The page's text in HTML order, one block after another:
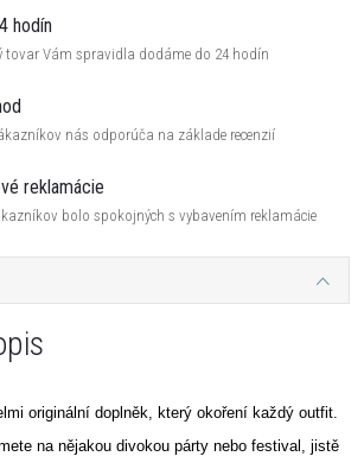
hodín
tovar Vám spravidla dodáme do 24 hodín
nás odporúča na základe recenzií
reklamácie
bolo spokojných s vybavením reklamácie
originální doplněk, který okoření každý outfit.
na nějakou divokou párty nebo festival, jistě